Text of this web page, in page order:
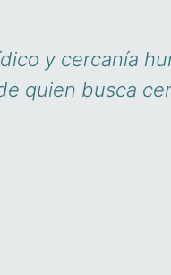
y cercanía
quien busca